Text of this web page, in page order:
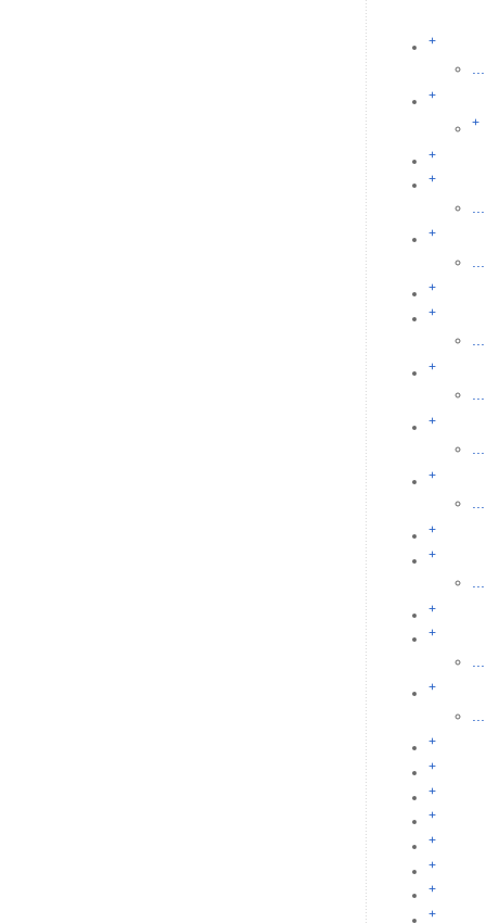
+
...
+
+
+
+
+
+
+
...
+
...
+
...
+
...
+
+
+
+
+
+
+
+
+
+
+
+
+